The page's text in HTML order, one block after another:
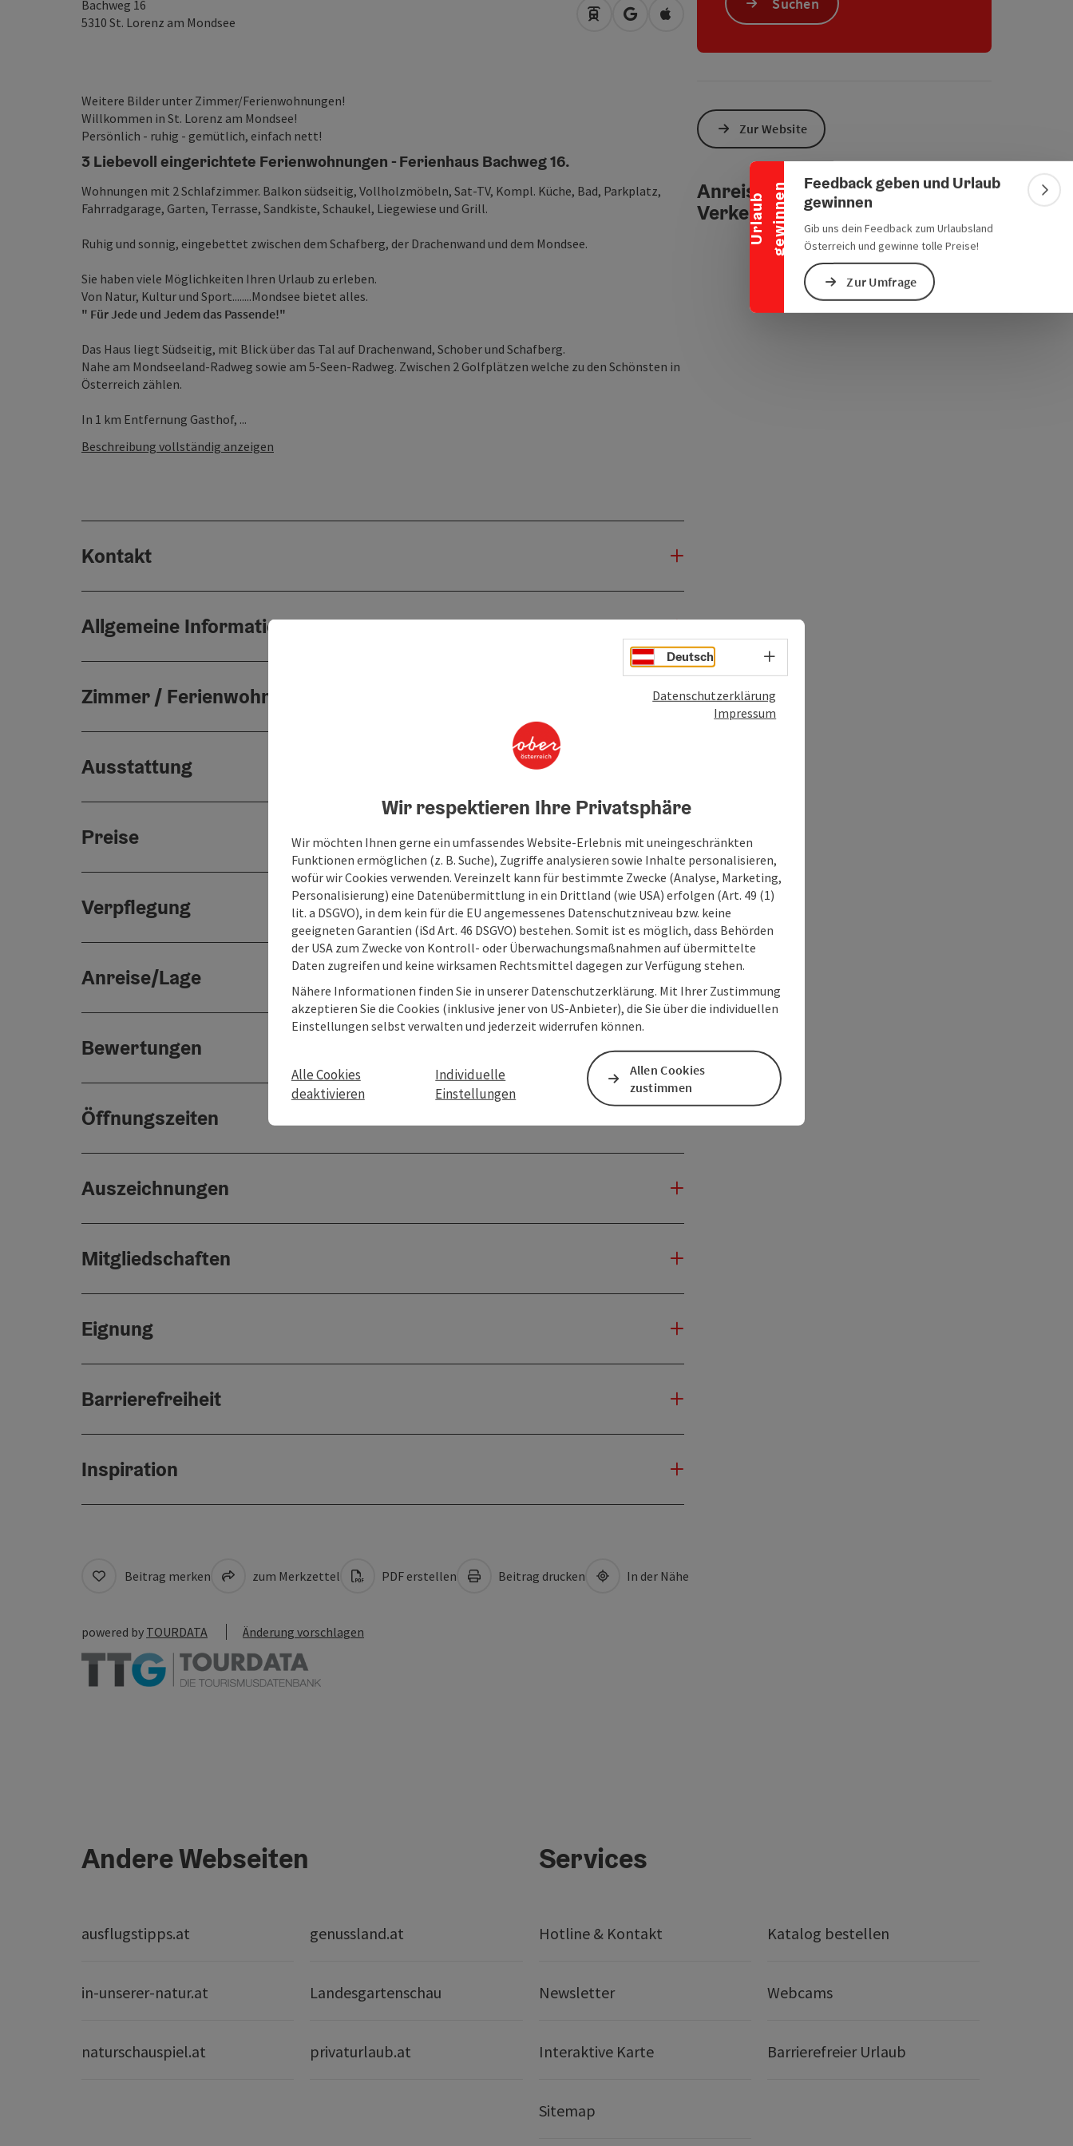
U
r
l
a
u
b
g
e
w
i
n
n
e n
Banner einklappen
Feedback geben und Urlaub
gewinnen
Gib uns dein Feedback zum Urlaubsland
Österreich und gewinne tolle Preise!
Zur Umfrage
Bachweg 16
5310 St. Lorenz am Mondsee Anreise mit öffentlichen Verkehrsmitteln
in Google Maps öffnen
in Apple Maps öffnen
Weitere Bilder unter Zimmer/Ferienwohnungen!
Willkommen in St. Lorenz am Mondsee!
Persönlich - ruhig - gemütlich, einfach nett!
3 Liebevoll eingerichtete Ferienwohnungen - Ferienhaus Bachweg 16.
Wohnungen mit 2 Schlafzimmer. Balkon südseitig, Vollholzmöbeln, Sat-TV, Kompl. Küche, Bad, Parkplatz,
Fahrradgarage, Garten, Terrasse, Sandkiste, Schaukel, Liegewiese und Grill.
Ruhig und sonnig, eingebettet zwischen dem Schafberg, der Drachenwand und dem Mondsee.
Sie haben viele Möglichkeiten Ihren Urlaub zu erleben.
Von Natur, Kultur und Sport........Mondsee bietet alles.
" Für Jede und Jedem das Passende!"
Das Haus liegt Südseitig, mit Blick über das Tal auf Drachenwand, Schober und Schafberg.
Nahe am Mondseeland-Radweg sowie am 5-Seen-Radweg. Zwischen 2 Golfplätzen welche zu den Schönsten in
Österreich zählen.
In 1 km Entfernung Gasthof, ...
Beschreibung vollständig anzeigen
Kontakt
Allgemeine Informationen
Zimmer / Ferienwohnungen
Ausstattung
Preise
Verpflegung
Anreise/Lage
Bewertungen
Öffnungszeiten
Auszeichnungen
Mitgliedschaften
Eignung
Barrierefreiheit
Inspiration
Zur Website
Anreise mit öffentlichen
Verkehrsmitteln
Beitrag merken zum Merkzettel PDF erstellen Beitrag drucken In der Nähe
powered by TOURDATA Änderung vorschlagen
Andere Webseiten
ausflugstipps.at genussland.at
in-unserer-natur.at Landesgartenschau
naturschauspiel.at privaturlaub.at
Services
Hotline & Kontakt Katalog bestellen
Newsletter Webcams
Interaktive Karte Barrierefreier Urlaub
Sitemap
Deutsch Sprachwahl - Menü öffnen
Datenschutzerklärung
Impressum
Wir respektieren Ihre Privatsphäre
Wir möchten Ihnen gerne ein umfassendes Website-Erlebnis mit uneingeschränkten
Funktionen ermöglichen (z. B. Suche), Zugriffe analysieren sowie Inhalte personalisieren,
wofür wir Cookies verwenden. Vereinzelt kann für bestimmte Zwecke (Analyse, Marketing,
Personalisierung) eine Datenübermittlung in ein Drittland (wie USA) erfolgen (Art. 49 (1)
lit. a DSGVO), in dem kein für die EU angemessenes Datenschutzniveau bzw. keine
geeigneten Garantien (iSd Art. 46 DSGVO) bestehen. Somit ist es möglich, dass Behörden
der USA zum Zwecke von Kontroll- oder Überwachungsmaßnahmen auf übermittelte
Daten zugreifen und keine wirksamen Rechtsmittel dagegen zur Verfügung stehen.
Nähere Informationen finden Sie in unserer Datenschutzerklärung. Mit Ihrer Zustimmung
akzeptieren Sie die Cookies (inklusive jener von US-Anbieter), die Sie über die individuellen
Einstellungen selbst verwalten und jederzeit widerrufen können.
Alle Cookies
deaktivieren
Individuelle
Einstellungen
Allen Cookies
zustimmen